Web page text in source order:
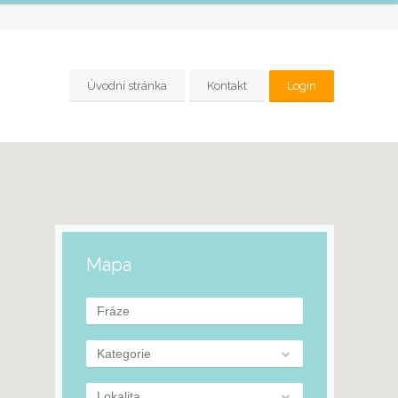
Úvodní stránka Kontakt Login
Mapa
Kategorie